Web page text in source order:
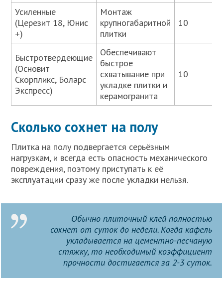
Усиленные
(Церезит 18, Юнис
+)
Монтаж
крупногабаритной
плитки
10
Быстротвердеющие
(Основит
Скорпликс, Боларс
Экспресс)
Обеспечивают
быстрое
схватывание при
укладке плитки и
керамогранита
10
Сколько сохнет на полу
Плитка на полу подвергается серьёзным
нагрузкам, и всегда есть опасность механического
повреждения, поэтому приступать к её
эксплуатации сразу же после укладки нельзя.
Обычно плиточный клей полностью
сохнет от суток до недели. Когда кафель
укладывается на цементно-песчаную
стяжку, то необходимый коэффициент
прочности достигается за 2-3 суток.